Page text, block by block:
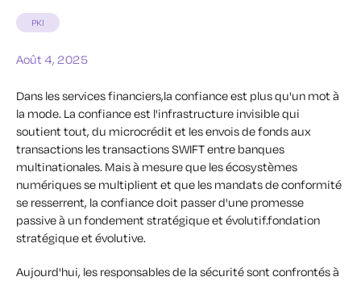
PKI
Août 4, 2025
Dans les services financiers,la confiance est plus qu'un mot à
la mode. La confiance est l'infrastructure invisible qui
soutient tout, du microcrédit et les envois de fondsaux
transactions les transactions SWIFT entre banques
multinationales. Mais à mesure que les écosystèmes
numériques se multiplient et que les mandats de conformité
se resserrent, la confiance doit passer d'une promesse
passive à un fondement stratégique et évolutif.fondation
stratégique et évolutive.
Aujourd'hui, les responsables de la sécurité sont confrontés à